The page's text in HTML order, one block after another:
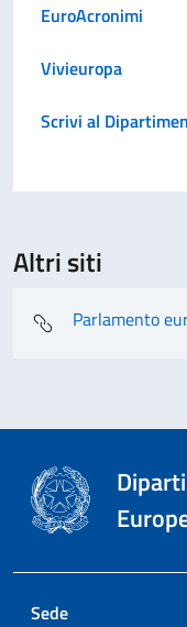
EuroAcronimi
Vivieuropa
Scrivi al
Altri siti
Parlamento
Sede